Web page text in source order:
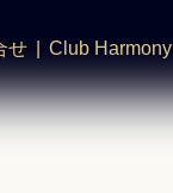
せ Club Harmony